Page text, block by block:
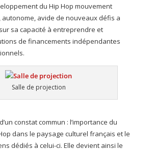
du Hip Hop mouvement
avide de nouveaux défis a
sa capacité à entreprendre et
de financements indépendantes
Salle de projection
constat commun : l’importance du
dans le paysage culturel français et le
dédiés à celui-ci. Elle devient ainsi le